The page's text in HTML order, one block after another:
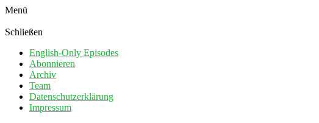
Menü
Schließen
English-Only Episodes
Abonnieren
Archiv
Team
Datenschutzerklärung
Impressum